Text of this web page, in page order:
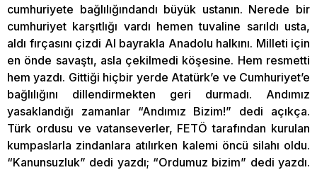
cumhuriyete bağlılığındandı büyük ustanın. Nerede bir
cumhuriyet karşıtlığı vardı hemen tuvaline sarıldı usta,
aldı fırçasını çizdi Al bayrakla Anadolu halkını. Milleti için
en önde savaştı, asla çekilmedi köşesine. Hem resmetti
hem yazdı. Gittiği hiçbir yerde Atatürk’e ve Cumhuriyet’e
bağlılığını dillendirmekten geri durmadı. Andımız
yasaklandığı zamanlar “Andımız Bizim!” dedi açıkça.
Türk ordusu ve vatanseverler, FETÖ tarafından kurulan
kumpaslarla zindanlara atılırken kalemi öncü silahı oldu.
“Kanunsuzluk” dedi yazdı; “Ordumuz bizim” dedi yazdı.